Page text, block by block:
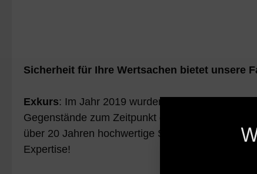
Sicherheit für Ihre Wertsachen bietet unsere
Exkurs: Im Jahr 2019 wurden 222.129
Gegenstände zum Zeitpunkt des Diebstahls gut
über 20 Jahren hochwertige
Expertise!